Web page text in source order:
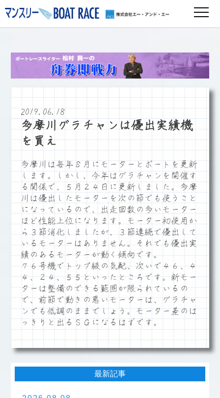
2019.06.18
多摩川グラチャンは優出実績機
を買え
多摩川は毎年８月にモーターとボートを更新
します。しかし、今年はグラチャンを開催す
る関係で、５月２４日に更新しました。多摩
川は優出したモーターを次の節でも使うこと
になっているので、出走回数の多いモーター
ほど性能上位になります。モーター初使用か
ら３節消化しましたが、３節連続で優出して
いるモーターはありません。それでも優出実
績のあるモーターが動く傾向です。
７６号機でトップ級の気配、次いで４６、４
４、２４、５５といったところです。新モー
ターは整備のできる範囲が限られているの
で、前節で動きの悪いモーターは、グラチャ
ンでも低調のままでしょう。モーター差のは
っきりと出るＳＧになるはずです。
最新記事